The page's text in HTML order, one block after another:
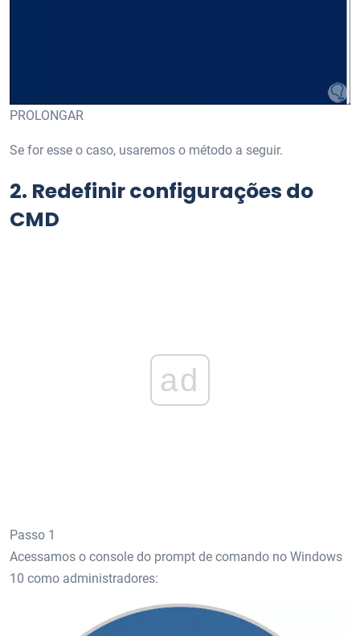
PROLONGAR
Se for esse o caso, usaremos o método a seguir.
2. Redefinir configurações do
CMD
ad
Passo 1
Acessamos o console do prompt de comando no Windows
10 como administradores: